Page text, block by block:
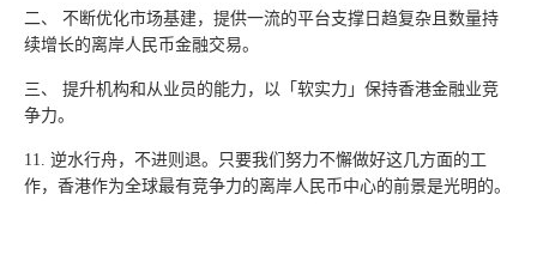
二、 不断优化市场基建，提供一流的平台支撑日趋复杂且数量持
续增长的离岸人民币金融交易。
三、 提升机构和从业员的能力，以「软实力」保持香港金融业竞
争力。
11. 逆水行舟，不进则退。只要我们努力不懈做好这几方面的工
作，香港作为全球最有竞争力的离岸人民币中心的前景是光明的。